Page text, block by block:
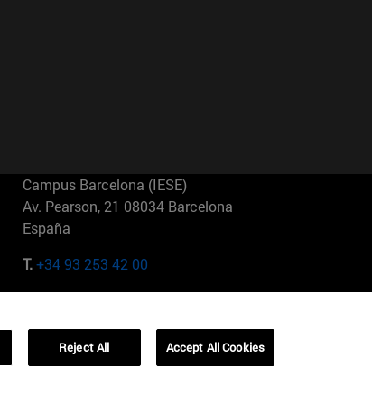
Campus Barcelona (IESE)
Av. Pearson, 21 08034 Barcelona
España
T.+34 93 253 42 00
01321001 Bela Vista Brasil
Reject All Accept All Cookies